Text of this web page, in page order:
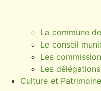
La commune
Le conseil
Les
Les délégations
Culture et Patrimoine